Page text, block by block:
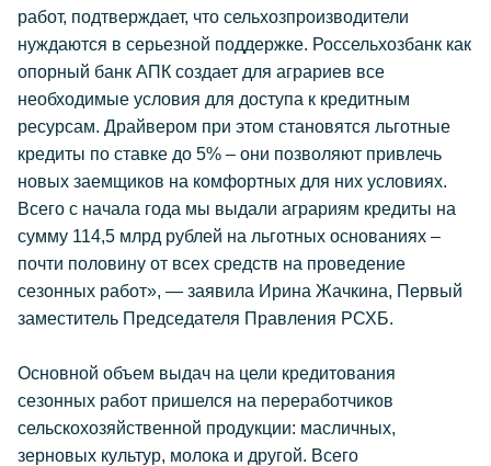
работ, подтверждает, что сельхозпроизводители
нуждаются в серьезной поддержке. Россельхозбанк как
опорный банк АПК создает для аграриев все
необходимые условия для доступа к кредитным
ресурсам. Драйвером при этом становятся льготные
кредиты по ставке до 5% – они позволяют привлечь
новых заемщиков на комфортных для них условиях.
Всего с начала года мы выдали аграриям кредиты на
сумму 114,5 млрд рублей на льготных основаниях –
почти половину от всех средств на проведение
сезонных работ», — заявила Ирина Жачкина, Первый
заместитель Председателя Правления РСХБ.
Основной объем выдач на цели кредитования
сезонных работ пришелся на переработчиков
сельскохозяйственной продукции: масличных,
зерновых культур, молока и другой. Всего